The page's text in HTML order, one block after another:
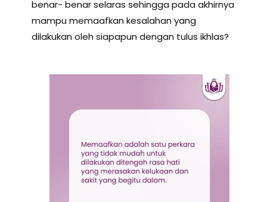
benar- benar selaras sehingga pada akhirnya
mampu memaafkan kesalahan yang
dilakukan oleh siapapun dengan tulus ikhlas?